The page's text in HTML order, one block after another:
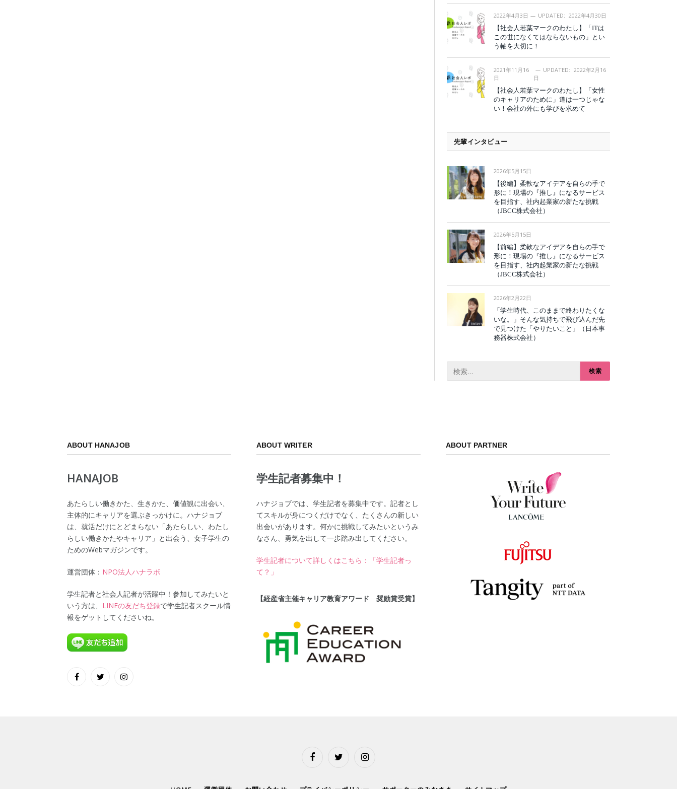
2022年4月3日 UPDATED: 2022年4月30日
【社会人若葉マークのわたし】「ITは
この世になくてはならないもの」とい
う軸を大切に！
2021年11月16
日
UPDATED: 2022年2月16
日
【社会人若葉マークのわたし】「女性
のキャリアのために」道は一つじゃな
い！会社の外にも学びを求めて
先輩インタビュー
2026年5月15日
【後編】柔軟なアイデアを自らの手で
形に！現場の『推し』になるサービス
を目指す、社内起業家の新たな挑戦
（JBCC株式会社）
2026年5月15日
【前編】柔軟なアイデアを自らの手で
形に！現場の『推し』になるサービス
を目指す、社内起業家の新たな挑戦
（JBCC株式会社）
2026年2月22日
「学生時代、このままで終わりたくな
いな。」そんな気持ちで飛び込んだ先
で見つけた「やりたいこと」（日本事
務器株式会社）
ABOUT HANAJOB
HANAJOB
あたらしい働きかた、生きかた、価値観に出会い、
主体的にキャリアを選ぶきっかけに。ハナジョブ
は、就活だけにとどまらない「あたらしい、わたし
らしい働きかたやキャリア」と出会う、女子学生の
ためのWebマガジンです。
運営団体： NPO法人ハナラボ
学生記者と社会人記者が活躍中！参加してみたいと
いう方は、 LINEの友だち登録で学生記者スクール情
報をゲットしてくださいね。
FacebookTwitter Instagram
ABOUT WRITER
学生記者募集中！
ハナジョブでは、学生記者を募集中です。記者とし
てスキルが身につくだけでなく、たくさんの新しい
出会いがあります。何かに挑戦してみたいというみ
なさん、勇気を出して一歩踏み出してください。
学生記者について詳しくはこちら：「学生記者っ
て？」
【経産省主催キャリア教育アワード 奨励賞受賞】
ABOUT PARTNER
FacebookTwitter Instagram